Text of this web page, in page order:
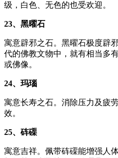
级，白色、无色的也受欢迎。
23、黑曜石
寓意辟邪之石。黑曜石极度辟
代的佛教文物中，就有相当多
或佛像。
24、玛瑙
寓意长寿之石。消除压力及疲
效。
25、砗磲
寓意吉祥。佩带砗磲能增强人